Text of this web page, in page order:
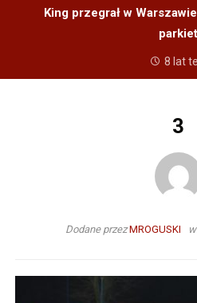
King przegrał w
parkiet
8 lat
3
Dodane przezMROGUSKI w